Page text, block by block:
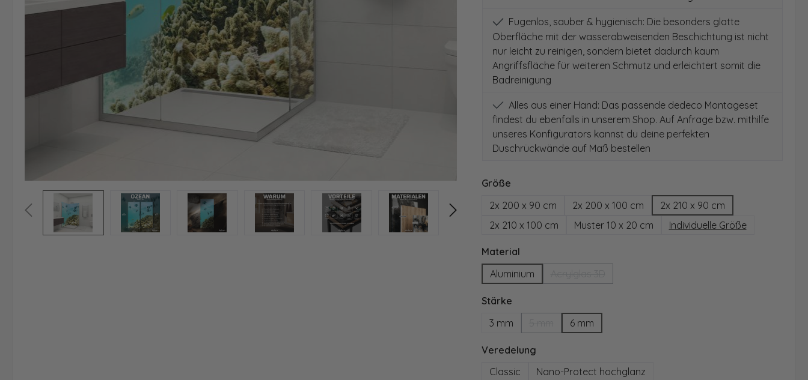
Fugenlos, sauber & hygienisch: Die besonders glatte
Oberfläche mit der wasserabweisenden Beschichtung ist nicht
nur leicht zu reinigen, sondern bietet dadurch kaum
Angriffsfläche für weiteren Schmutz und erleichtert somit die
Badreinigung
Alles aus einer Hand: Das passende dedeco Montageset
findest du ebenfalls in unserem Shop. Auf Anfrage bzw. mithilfe
unseres Konfigurators kannst du deine perfekten
Duschrückwände auf Maß bestellen
Größeauswählen
2x 200 x 90 cm
2x 200 x 100 cm
2x 210 x 90 cm
2x 210 x 100 cm
Muster 10 x 20 cm Individuelle Größe
Materialauswählen
Aluminium
Stärkeauswählen
3 mm
(Diese Option ist zurzeit nicht verfügbar.)
6 mm
Veredelungauswählen
Classic
Nano-Protect hochglanz